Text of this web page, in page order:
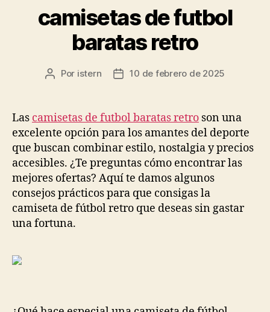
camisetas de futbol
baratas retro
Autor
entrada
Por istern
Fecha
entrada
10 de febrero de 2025
Las camisetas de futbol baratas retro son una
excelente opción para los amantes del deporte
que buscan combinar estilo, nostalgia y precios
accesibles. ¿Te preguntas cómo encontrar las
mejores ofertas? Aquí te damos algunos
consejos prácticos para que consigas la
camiseta de fútbol retro que deseas sin gastar
una fortuna.